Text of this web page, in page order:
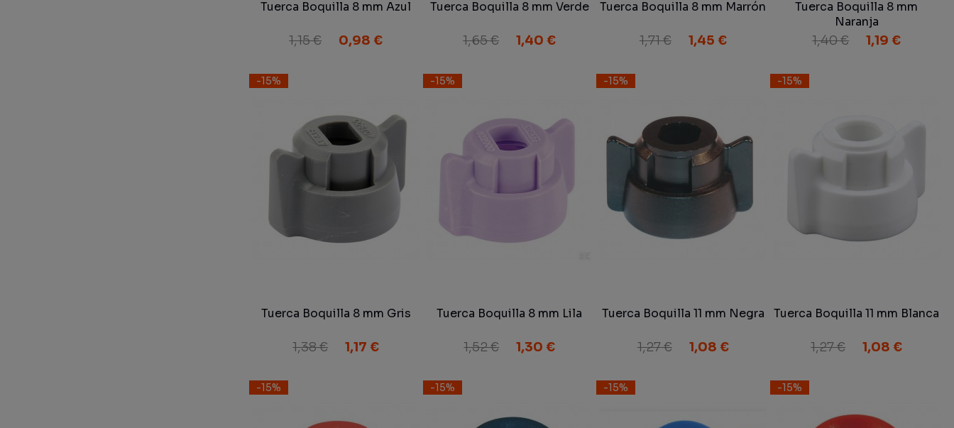
Tuerca Boquilla 8 mm Azul
1,15 € 0,98 €
Tuerca Boquilla 8 mm Verde
1,65 € 1,40 €
Tuerca Boquilla 8 mm Marrón
1,71 € 1,45 €
Tuerca Boquilla 8 mm
Naranja
1,40 € 1,19 €
-15%
Tuerca Boquilla 8 mm Gris
1,38 € 1,17 €
-15%
Tuerca Boquilla 8 mm Lila
1,52 € 1,30 €
-15%
Tuerca Boquilla 11 mm Negra
1,27 € 1,08 €
-15%
Tuerca Boquilla 11 mm Blanca
1,27 € 1,08 €
-15% -15% -15% -15%